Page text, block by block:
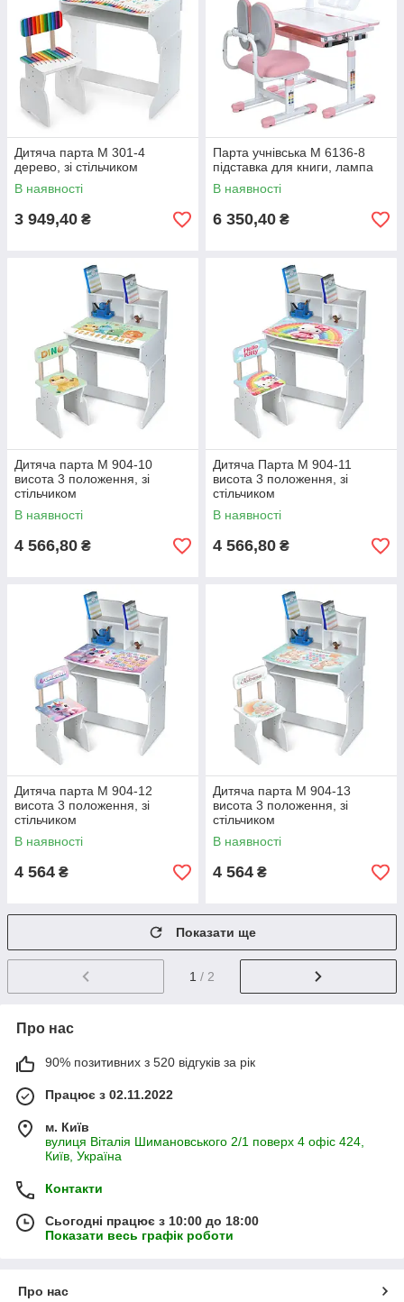
Дитяча парта M 301-4
дерево, зі стільчиком
В наявності
3 949,40 ₴
Парта учнівська M 6136-8
підставка для книги, лампа
В наявності
6 350,40 ₴
Дитяча парта M 904-10
висота 3 положення, зі
стільчиком
В наявності
4 566,80 ₴
Дитяча Парта M 904-11
висота 3 положення, зі
стільчиком
В наявності
4 566,80 ₴
Дитяча парта M 904-12
висота 3 положення, зі
стільчиком
В наявності
4 564 ₴
Дитяча парта M 904-13
висота 3 положення, зі
стільчиком
В наявності
4 564 ₴
Показати ще
1 / 2
Про нас
90% позитивних з 520 відгуків за рік
Працює з 02.11.2022
м. Київ
вулиця Віталія Шимановського 2/1 поверх 4 офіс 424,
Київ, Україна
Контакти
Сьогодні працює з 10:00 до 18:00
Показати весь графік роботи
Про нас